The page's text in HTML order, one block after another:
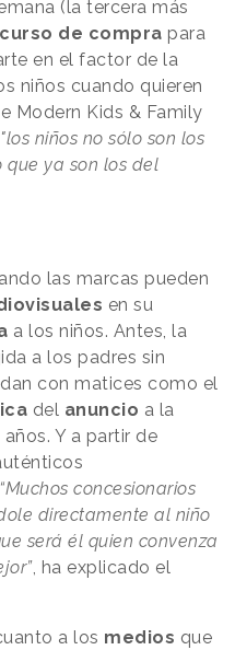
(la tercera más
de compra para
en el factor de la
niños cuando quieren
Modern Kids & Family
"los niños no sólo son los
que ya son los del
las marcas pueden
en su
a los niños. Antes, la
a los padres sin
con matices como el
del anuncio a la
Y a partir de
“Muchos concesionarios
directamente al niño
será él quien convenza
, ha explicado el
a los medios que